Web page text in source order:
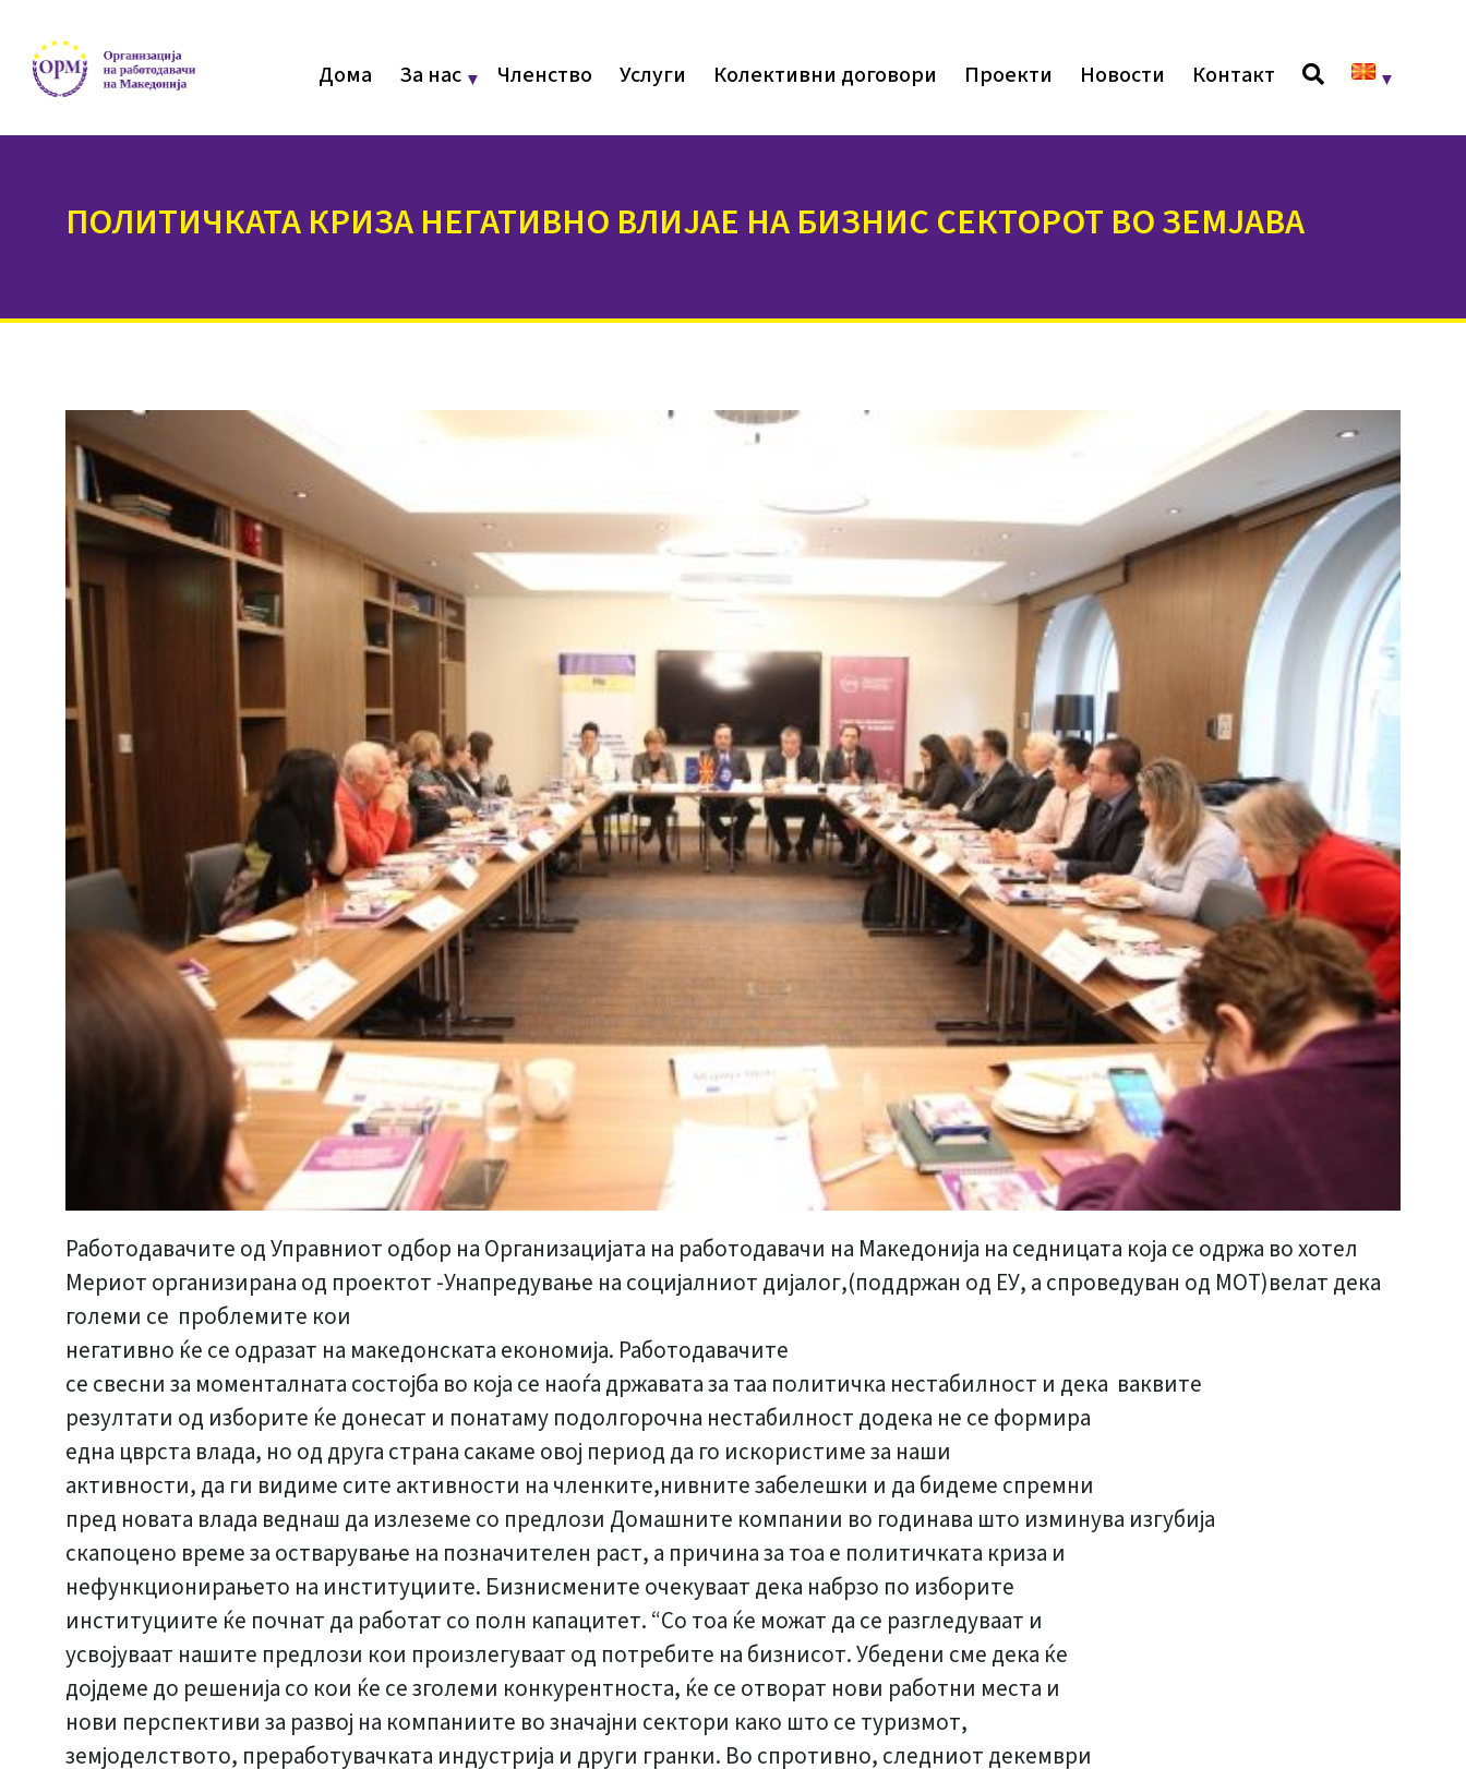
Дома За нас Членство Услуги Колективни договори Проекти Новости Контакт
ПОЛИТИЧКАТА КРИЗА НЕГАТИВНО ВЛИЈАЕ НА БИЗНИС СЕКТОРОТ ВО ЗЕМЈАВА
Работодавачите од Управниот одбор на Организацијата на работодавачи на Македонија на седницата која се одржа во хотел
Мериот организирана од проектот -Унапредување на социјалниот дијалог,(поддржан од ЕУ, а спроведуван од МОТ)велат дека
големи се проблемите кои
негативно ќе се одразат на македонската економија. Работодавачите
се свесни за моменталната состојба во која се наоѓа државата за таа политичка нестабилност и дека ваквите
резултати од изборите ќе донесат и понатаму подолгорочна нестабилност додека не се формира
една цврста влада, но од друга страна сакаме овој период да го искористиме за наши
активности, да ги видиме сите активности на членките,нивните забелешки и да бидеме спремни
пред новата влада веднаш да излеземе со предлози Домашните компании во годинава што изминува изгубија
скапоцено време за остварување на позначителен раст, а причина за тоа е политичката криза и
нефункционирањето на институциите. Бизнисмените очекуваат дека набрзо по изборите
институциите ќе почнат да работат со полн капацитет. “Со тоа ќе можат да се разгледуваат и
усвојуваат нашите предлози кои произлегуваат од потребите на бизнисот. Убедени сме дека ќе
дојдеме до решенија со кои ќе се зголеми конкурентноста, ќе се отворат нови работни места и
нови перспективи за развој на компаниите во значајни сектори како што се туризмот,
земјоделството, преработувачката индустрија и други гранки. Во спротивно, следниот декември